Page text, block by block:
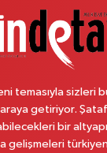
Sokak 54 A
Yol Tarifi Al
Arkası Sokak 16
temasıyla sizleri
getiriyor.
bir
gelişmeleri